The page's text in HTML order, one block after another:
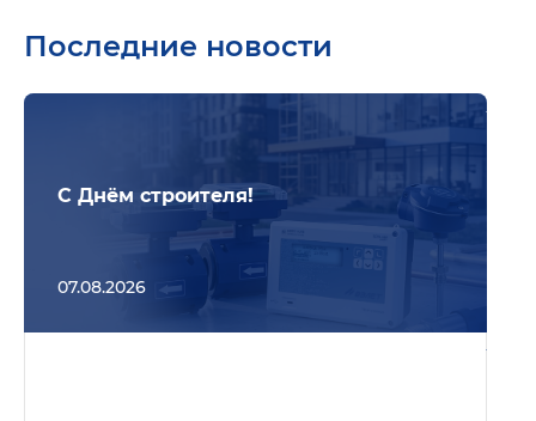
Последние новости
С Днём строителя!
07.08.2026